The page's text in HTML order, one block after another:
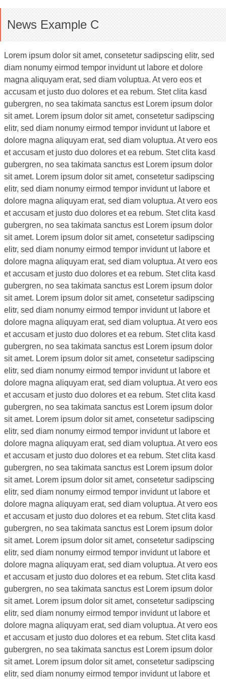
News Example C
Lorem ipsum dolor sit amet, consetetur sadipscing elitr, sed
diam nonumy eirmod tempor invidunt ut labore et dolore
magna aliquyam erat, sed diam voluptua. At vero eos et
accusam et justo duo dolores et ea rebum. Stet clita kasd
gubergren, no sea takimata sanctus est Lorem ipsum dolor
sit amet. Lorem ipsum dolor sit amet, consetetur sadipscing
elitr, sed diam nonumy eirmod tempor invidunt ut labore et
dolore magna aliquyam erat, sed diam voluptua. At vero eos
et accusam et justo duo dolores et ea rebum. Stet clita kasd
gubergren, no sea takimata sanctus est Lorem ipsum dolor
sit amet. Lorem ipsum dolor sit amet, consetetur sadipscing
elitr, sed diam nonumy eirmod tempor invidunt ut labore et
dolore magna aliquyam erat, sed diam voluptua. At vero eos
et accusam et justo duo dolores et ea rebum. Stet clita kasd
gubergren, no sea takimata sanctus est Lorem ipsum dolor
sit amet. Lorem ipsum dolor sit amet, consetetur sadipscing
elitr, sed diam nonumy eirmod tempor invidunt ut labore et
dolore magna aliquyam erat, sed diam voluptua. At vero eos
et accusam et justo duo dolores et ea rebum. Stet clita kasd
gubergren, no sea takimata sanctus est Lorem ipsum dolor
sit amet. Lorem ipsum dolor sit amet, consetetur sadipscing
elitr, sed diam nonumy eirmod tempor invidunt ut labore et
dolore magna aliquyam erat, sed diam voluptua. At vero eos
et accusam et justo duo dolores et ea rebum. Stet clita kasd
gubergren, no sea takimata sanctus est Lorem ipsum dolor
sit amet. Lorem ipsum dolor sit amet, consetetur sadipscing
elitr, sed diam nonumy eirmod tempor invidunt ut labore et
dolore magna aliquyam erat, sed diam voluptua. At vero eos
et accusam et justo duo dolores et ea rebum. Stet clita kasd
gubergren, no sea takimata sanctus est Lorem ipsum dolor
sit amet. Lorem ipsum dolor sit amet, consetetur sadipscing
elitr, sed diam nonumy eirmod tempor invidunt ut labore et
dolore magna aliquyam erat, sed diam voluptua. At vero eos
et accusam et justo duo dolores et ea rebum. Stet clita kasd
gubergren, no sea takimata sanctus est Lorem ipsum dolor
sit amet. Lorem ipsum dolor sit amet, consetetur sadipscing
elitr, sed diam nonumy eirmod tempor invidunt ut labore et
dolore magna aliquyam erat, sed diam voluptua. At vero eos
et accusam et justo duo dolores et ea rebum. Stet clita kasd
gubergren, no sea takimata sanctus est Lorem ipsum dolor
sit amet. Lorem ipsum dolor sit amet, consetetur sadipscing
elitr, sed diam nonumy eirmod tempor invidunt ut labore et
dolore magna aliquyam erat, sed diam voluptua. At vero eos
et accusam et justo duo dolores et ea rebum. Stet clita kasd
gubergren, no sea takimata sanctus est Lorem ipsum dolor
sit amet. Lorem ipsum dolor sit amet, consetetur sadipscing
elitr, sed diam nonumy eirmod tempor invidunt ut labore et
dolore magna aliquyam erat, sed diam voluptua. At vero eos
et accusam et justo duo dolores et ea rebum. Stet clita kasd
gubergren, no sea takimata sanctus est Lorem ipsum dolor
sit amet. Lorem ipsum dolor sit amet, consetetur sadipscing
elitr, sed diam nonumy eirmod tempor invidunt ut labore et